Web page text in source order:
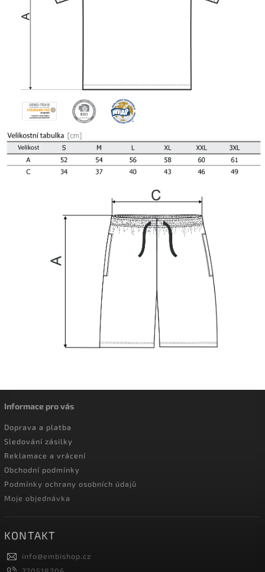
Informace pro vás
Doprava a platba
Sledování zásilky
Reklamace a vrácení
Obchodní podmínky
Podmínky ochrany osobních údajů
Moje objednávka
KONTAKT
info@embishop.cz